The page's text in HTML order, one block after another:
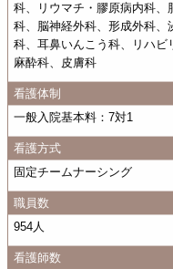
科、リウマチ・膠原病内科
科、脳神経外科、形成外科
科、耳鼻いんこう科、リハビ
麻酔科、皮膚科
看護体制
一般入院基本料：7対1
看護方式
固定チームナーシング
職員数
954人
看護師数